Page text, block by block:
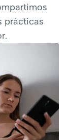
prácticas